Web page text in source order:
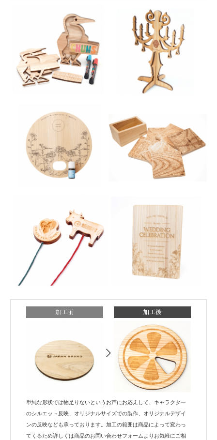
加工前 加工後
単純な形状では物足りないというお声にお応えして、キャラクター
のシルエット反映、オリジナルサイズでの製作、オリジナルデザイ
ンの反映なども承っております。加工の範囲は商品によって変わっ
てくるため詳しくは商品のお問い合わせフォームよりお気軽にご相